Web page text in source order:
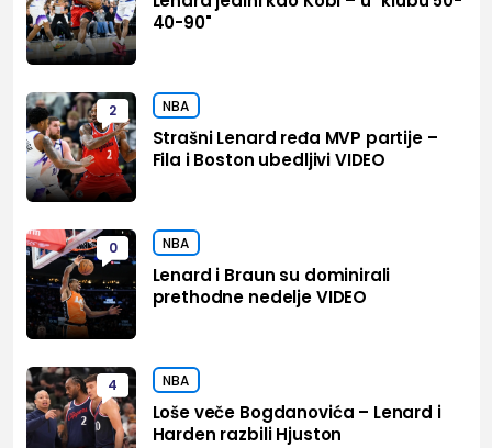
40-90"
2 NBA
Strašni Lenard ređa MVP partije –
Fila i Boston ubedljivi VIDEO
0 NBA
Lenard i Braun su dominirali
prethodne nedelje VIDEO
4 NBA
Loše veče Bogdanovića – Lenard i
Harden razbili Hjuston